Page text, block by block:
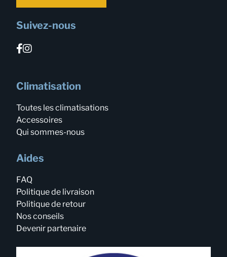
Suivez-nous
Climatisation
Toutes les climatisations
Accessoires
Qui sommes-nous
Aides
FAQ
Politique de livraison
Politique de retour
Nos conseils
Devenir partenaire